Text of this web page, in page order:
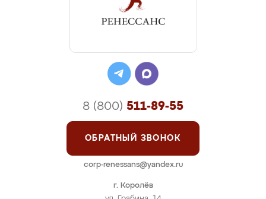
г. Королёв
8 (800) 511-89-55
ОБРАТНЫЙ ЗВОНОК
corp-renessans@yandex.ru